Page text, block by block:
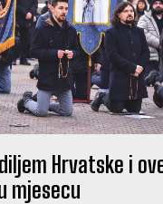
Hrvatske i
mjesecu